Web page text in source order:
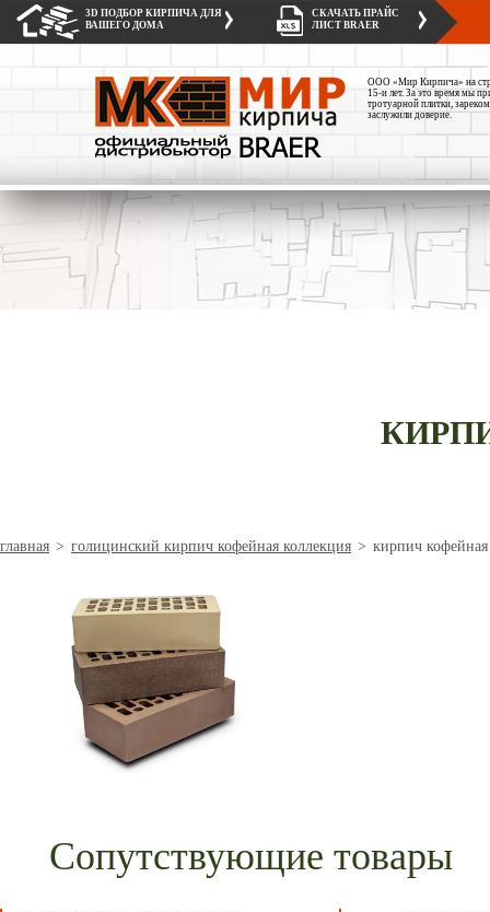
3D ПОДБОР КИРПИЧА ДЛЯ
ВАШЕГО ДОМА
СКАЧАТЬ ПРАЙС
ЛИСТ BRAER
ООО «Мир Кирпича» на
15-и лет. За это время мы
тротуарной плитки,
заслужили доверие.
главная > голицинский кирпич кофейная коллекция > кирпич
Сопутствующие товары